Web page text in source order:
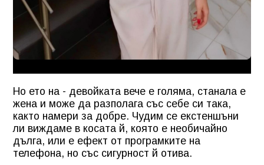
Но ето на - девойката вече е голяма, станала е
жена и може да разполага със себе си така,
както намери за добре. Чудим се екстеншъни
ли виждаме в косата й, която е необичайно
дълга, или е ефект от програмките на
телефона, но със сигурност й отива.